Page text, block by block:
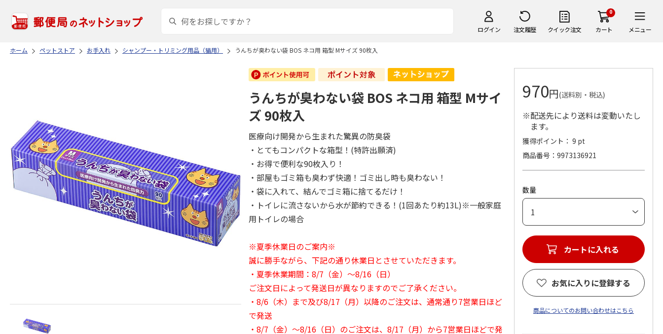
ログイン 注文履歴 クイック注文
0
カート メニュー
ホーム ペットストア お手入れ シャンプー・トリミング用品（猫用） うんちが臭わない袋 BOS ネコ用 箱型 Mサイズ 90枚入
うんちが臭わない袋 BOS ネコ用 箱型 Mサイ
ズ 90枚入
医療向け開発から生まれた驚異の防臭袋
・とてもコンパクトな箱型！(特許出願済)
・お得で便利な90枚入り！
・部屋もゴミ箱も臭わず快適！ゴミ出し時も臭わない！
・袋に入れて、結んでゴミ箱に捨てるだけ！
・トイレに流さないから水が節約できる！(1回あたり約13L)※一般家庭
用トイレの場合
※夏季休業日のご案内※
誠に勝手ながら、下記の通り休業日とさせていただきます。
・夏季休業期間：8/7（金）～8/16（日）
ご注文日によって発送日が異なりますのでご了承ください。
・8/6（木）まで及び8/17（月）以降のご注文は、通常通り7営業日ほど
で発送
・8/7（金）～8/16（日）のご注文は、8/17（月）から7営業日ほどで発
970円(送料別・税込)
※配送先により送料は変動いたし
ます。
獲得ポイント： 9 pt
商品番号
9973136921
数量
カートに入れる
お気に入りに登録する
商品についてのお問い合わせはこちら